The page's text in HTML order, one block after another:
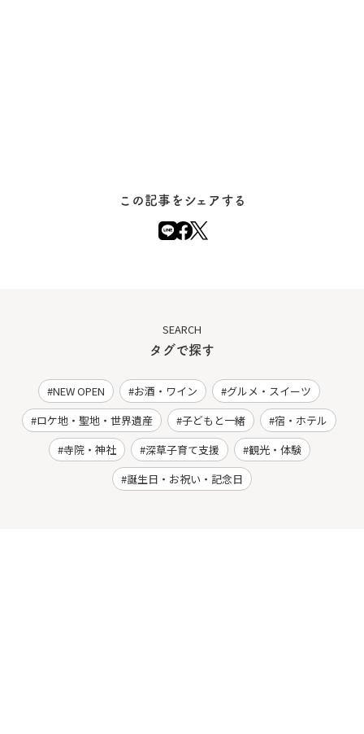
この記事をシェアする
SEARCH
タグで探す
NEW OPEN お酒・ワイン
グルメ・スイーツ
ロケ地・聖地・世界遺産
子どもと一緒
宿・ホテル
寺院・神社
深草子育て支援
観光・体験
誕生日・お祝い・記念日